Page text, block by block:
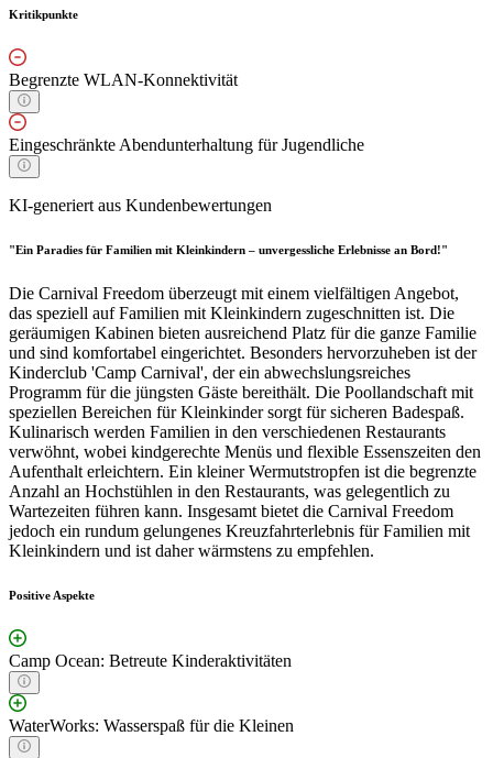
Kritikpunkte
Begrenzte WLAN-Konnektivität
Eingeschränkte Abendunterhaltung für Jugendliche
KI-generiert aus Kundenbewertungen
"Ein Paradies für Familien mit Kleinkindern – unvergessliche Erlebnisse an Bord!"
Die Carnival Freedom überzeugt mit einem vielfältigen Angebot,
das speziell auf Familien mit Kleinkindern zugeschnitten ist. Die
geräumigen Kabinen bieten ausreichend Platz für die ganze Familie
und sind komfortabel eingerichtet. Besonders hervorzuheben ist der
Kinderclub 'Camp Carnival', der ein abwechslungsreiches
Programm für die jüngsten Gäste bereithält. Die Poollandschaft mit
speziellen Bereichen für Kleinkinder sorgt für sicheren Badespaß.
Kulinarisch werden Familien in den verschiedenen Restaurants
verwöhnt, wobei kindgerechte Menüs und flexible Essenszeiten den
Aufenthalt erleichtern. Ein kleiner Wermutstropfen ist die begrenzte
Anzahl an Hochstühlen in den Restaurants, was gelegentlich zu
Wartezeiten führen kann. Insgesamt bietet die Carnival Freedom
jedoch ein rundum gelungenes Kreuzfahrterlebnis für Familien mit
Kleinkindern und ist daher wärmstens zu empfehlen.
Positive Aspekte
Camp Ocean: Betreute Kinderaktivitäten
WaterWorks: Wasserspaß für die Kleinen